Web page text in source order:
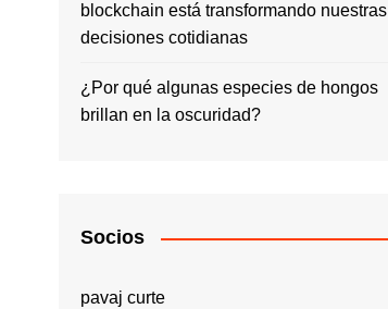
blockchain está transformando nuestras
decisiones cotidianas
¿Por qué algunas especies de hongos
brillan en la oscuridad?
Socios
pavaj curte